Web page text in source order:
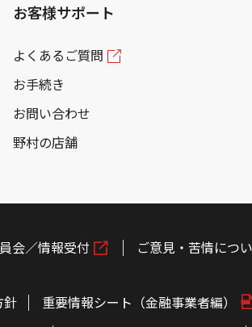
お客様サポート
よくあるご質問
お手続き
お問い合わせ
野村の店舗
会／情報受付 ご意見・苦情につ
針 重要情報シート（金融事業者編）